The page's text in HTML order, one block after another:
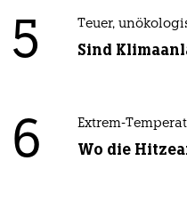
5 Teuer,
Sind
6 Extrem-
Wo die